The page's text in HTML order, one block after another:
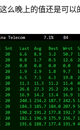
么晚上的值还是可以